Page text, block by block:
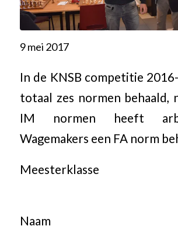
9 mei 2017
In de KNSB competitie
totaal zes normen behaald,
IM normen heeft
Wagemakers een FA norm
Meesterklasse
Naam